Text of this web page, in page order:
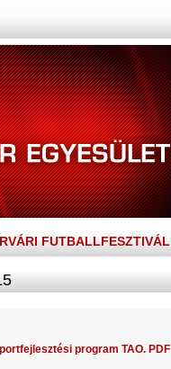
FUTBALLFESZTIVÁL
program TAO. PDF